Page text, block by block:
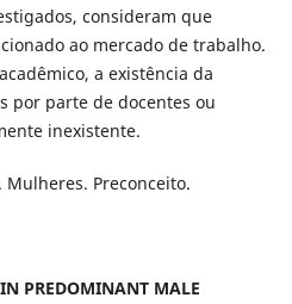
consideram que
ao mercado de trabalho.
a existência da
por parte de docentes ou
inexistente.
Mulheres. Preconceito.
PREDOMINANT MALE